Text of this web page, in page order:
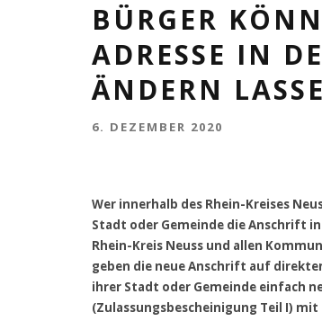
BÜRGER
ADRESSE IN
ÄNDERN
6. DEZEMBER 2020
Wer innerhalb des Rhein-Kreises
Stadt oder Gemeinde die Anschrift
Rhein-Kreis Neuss und allen
geben die neue Anschrift auf
ihrer Stadt oder Gemeinde einfach
(Zulassungsbescheinigung Teil I)